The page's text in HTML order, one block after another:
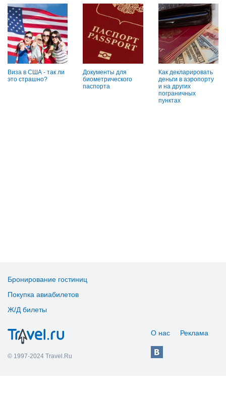
Виза в США - так ли
это страшно?
Документы для
биометрического
паспорта
Как декларировать
деньги в аэропорту
и на других
пограничных
пунктах
Бронирование гостиниц
Покупка авиабилетов
Ж/Д билеты
© 1997-2024 Travel.Ru
О нас Реклама